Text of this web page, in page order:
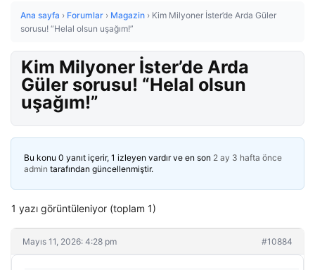
Ana sayfa › Forumlar › Magazin › Kim Milyoner İster’de Arda Güler
sorusu! “Helal olsun uşağım!”
Kim Milyoner İster’de Arda
Güler sorusu! “Helal olsun
uşağım!”
Bu konu 0 yanıt içerir, 1 izleyen vardır ve en son 2 ay 3 hafta önce
admin tarafından güncellenmiştir.
1 yazı görüntüleniyor (toplam 1)
Mayıs 11, 2026: 4:28 pm #10884